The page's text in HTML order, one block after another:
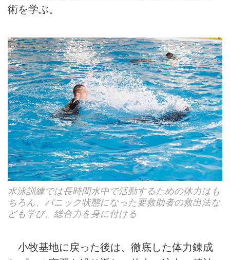
術を学ぶ。
水泳訓練では長時間水中で活動するための体力はも
ちろん、パニック状態になった要救助者の救出法な
ども学び、総合力を身に付ける
小牧基地に戻った後は、徹底した体力錬成